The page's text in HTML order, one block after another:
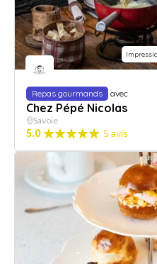
Repas gourmands avec
Chez Pépé Nicolas
Savoie
5.0 5 avis